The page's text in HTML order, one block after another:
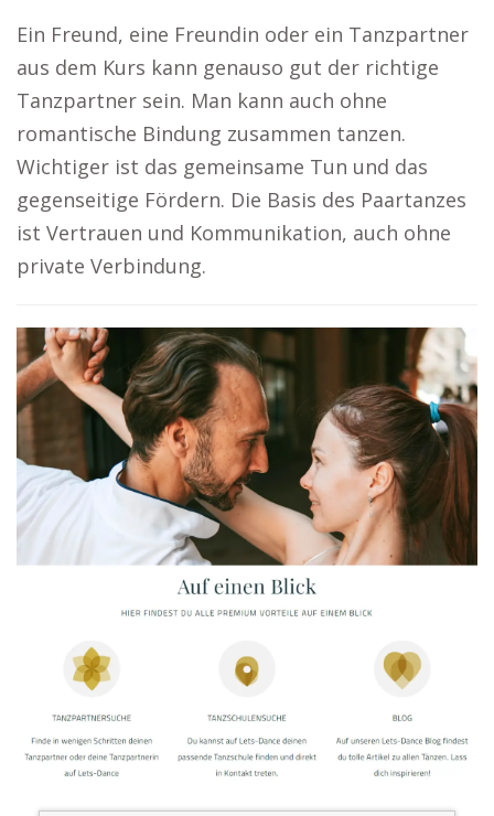
Ein Freund, eine Freundin oder ein Tanzpartner
aus dem Kurs kann genauso gut der richtige
Tanzpartner sein. Man kann auch ohne
romantische Bindung zusammen tanzen.
Wichtiger ist das gemeinsame Tun und das
gegenseitige Fördern. Die Basis des Paartanzes
ist Vertrauen und Kommunikation, auch ohne
private Verbindung.